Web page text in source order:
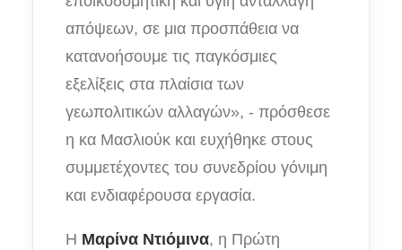
απόψεων, σε μια προσπάθεια να
κατανοήσουμε τις παγκόσμιες
εξελίξεις στα πλαίσια των
γεωπολιτικών αλλαγών», - πρόσθεσε
η κα Μασλιούκ και ευχήθηκε στους
συμμετέχοντες του συνεδρίου γόνιμη
και ενδιαφέρουσα εργασία.
Η Μαρίνα Ντιόμινα, η Πρώτη